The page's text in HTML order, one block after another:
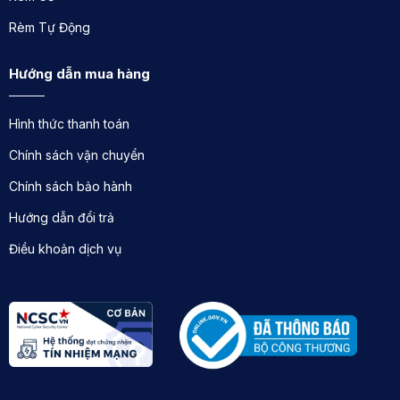
Đọc thêm bộ mẫu
kiểu nội thất
Chất Lượng Đảm Bảo
Mỗi đơn hàng từ XP Blinds Xuân Phương đều được
kiểm tra kỹ lưỡng trước khi giao đến tay khách hàng.
chống nắng không chỉ đáp ứng tiêu chuẩn chất lượng
cao mà còn phù hợp với yêu cầu và mong đợi của
khách hàng.
Rèm Tự Động
Hướng dẫn mua hàng
Hình thức thanh toán
Chính sách vận chuyển
Chính sách bảo hành
Hướng dẫn đổi trả
Điều khoản dịch vụ